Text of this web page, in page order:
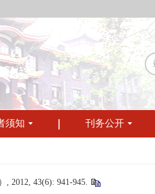
须知 刊务公开
2012, 43(6): 941-945.